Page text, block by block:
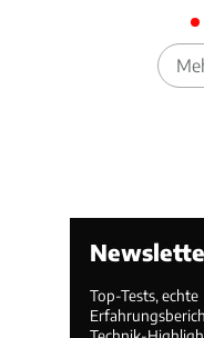
Top-Tests, echte